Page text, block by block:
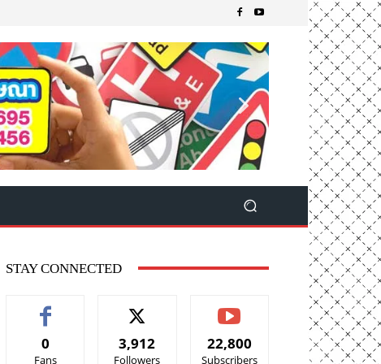
STAY CONNECTED
0
Fans
3,912
Followers
22,800
Subscribers